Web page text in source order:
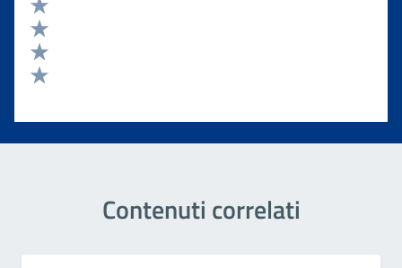
Valuta 4 stelle su 5
Valuta 3 stelle su 5
Valuta 2 stelle su 5
Contenuti correlati